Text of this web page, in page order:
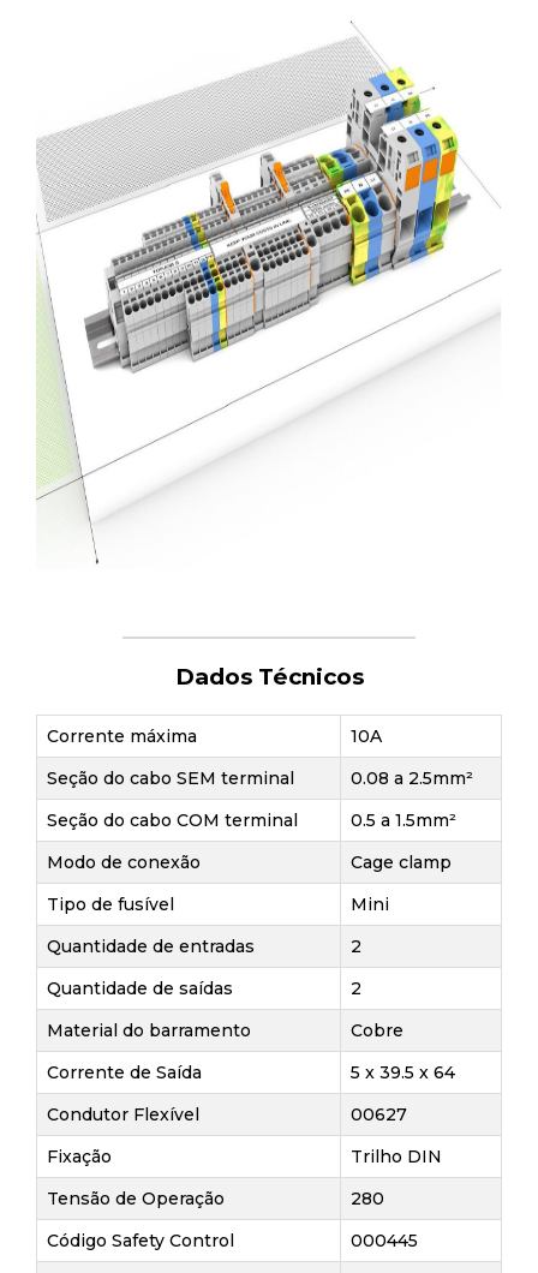
Dados Técnicos
Corrente máxima
10A
Seção do cabo SEM terminal
0.08 a 2.5mm²
Seção do cabo COM terminal
0.5 a 1.5mm²
Modo de conexão
Cage clamp
Tipo de fusível
Mini
Quantidade de entradas
2
Quantidade de saídas
2
Material do barramento
Cobre
Corrente de Saída
5 x 39.5 x 64
Condutor Flexível
00627
Fixação
Trilho DIN
Tensão de Operação
280
Código Safety Control
000445